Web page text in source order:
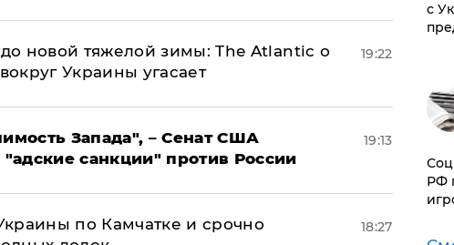
новой тяжелой зимы: The Atlantic о
Украины угасает
19:22
Запада", – Сенат США
санкции" против России
19:13
по Камчатке и срочно
18:27
с
РФ